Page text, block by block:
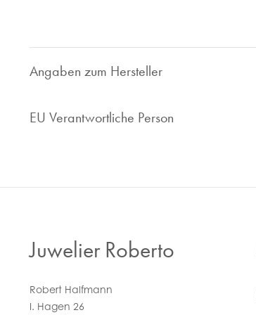
Angaben zum Hersteller
EU Verantwortliche Person
Juwelier Roberto
Robert Halfmann
I. Hagen 26